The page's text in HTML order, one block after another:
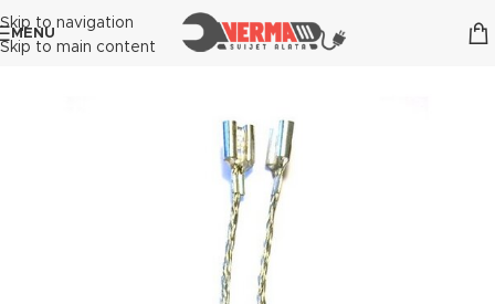
Skip to navigation
Skip to main content
MENU